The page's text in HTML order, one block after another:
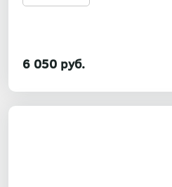
6 050 руб.